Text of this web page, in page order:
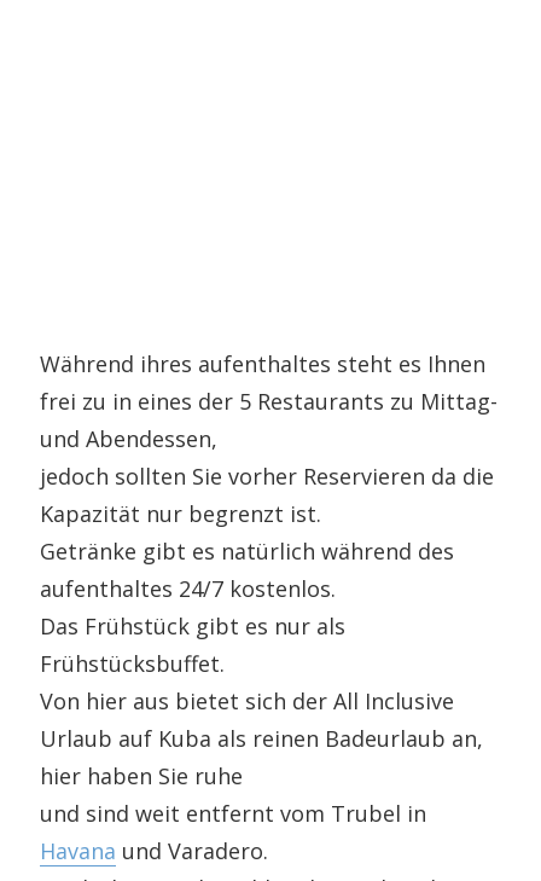
Während ihres aufenthaltes steht es Ihnen
frei zu in eines der 5 Restaurants zu Mittag-
und Abendessen,
jedoch sollten Sie vorher Reservieren da die
Kapazität nur begrenzt ist.
Getränke gibt es natürlich während des
aufenthaltes 24/7 kostenlos.
Das Frühstück gibt es nur als
Frühstücksbuffet.
Von hier aus bietet sich der All Inclusive
Urlaub auf Kuba als reinen Badeurlaub an,
hier haben Sie ruhe
und sind weit entfernt vom Trubel in
Havana und Varadero.